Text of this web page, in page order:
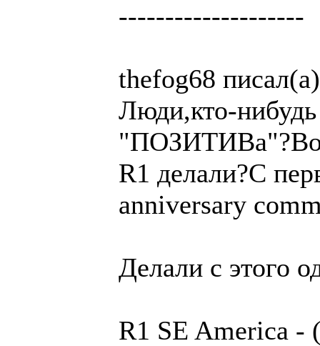
--------------------
thefog68
Люди,кто-нибудь
R1 делали?С
anniversary
Делали с этого
R1 SE America -